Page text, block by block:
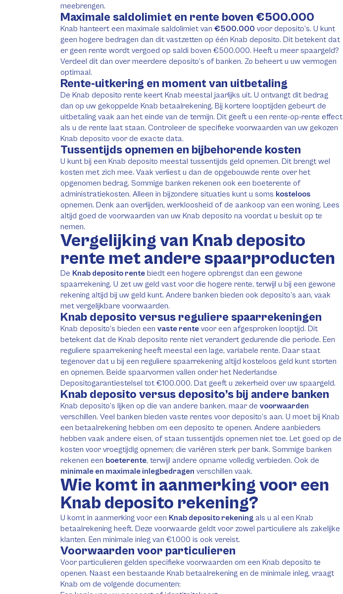
meebrengen.
Maximale saldolimiet en rente boven €500.000
Knab hanteert een maximale saldolimiet van €500.000 voor deposito’s. U kunt
geen hogere bedragen dan dit vastzetten op één Knab deposito. Dit betekent dat
er geen rente wordt vergoed op saldi boven €500.000. Heeft u meer spaargeld?
Verdeel dit dan over meerdere deposito’s of banken. Zo beheert u uw vermogen
optimaal.
Rente-uitkering en moment van uitbetaling
De Knab deposito rente keert Knab meestal jaarlijks uit. U ontvangt dit bedrag
dan op uw gekoppelde Knab betaalrekening. Bij kortere looptijden gebeurt de
uitbetaling vaak aan het einde van de termijn. Dit geeft u een rente-op-rente effect
als u de rente laat staan. Controleer de specifieke voorwaarden van uw gekozen
Knab deposito voor de exacte data.
Tussentijds opnemen en bijbehorende kosten
U kunt bij een Knab deposito meestal tussentijds geld opnemen. Dit brengt wel
kosten met zich mee. Vaak verliest u dan de opgebouwde rente over het
opgenomen bedrag. Sommige banken rekenen ook een boeterente of
administratiekosten. Alleen in bijzondere situaties kunt u soms kosteloos
opnemen. Denk aan overlijden, werkloosheid of de aankoop van een woning. Lees
altijd goed de voorwaarden van uw Knab deposito na voordat u besluit op te
nemen.
Vergelijking van Knab deposito
rente met andere spaarproducten
De Knab deposito rente biedt een hogere opbrengst dan een gewone
spaarrekening. U zet uw geld vast voor die hogere rente, terwijl u bij een gewone
rekening altijd bij uw geld kunt. Andere banken bieden ook deposito’s aan, vaak
met vergelijkbare voorwaarden.
Knab deposito versus reguliere spaarrekeningen
Knab deposito’s bieden een vaste rente voor een afgesproken looptijd. Dit
betekent dat de Knab deposito rente niet verandert gedurende die periode. Een
reguliere spaarrekening heeft meestal een lage, variabele rente. Daar staat
tegenover dat u bij een reguliere spaarrekening altijd kosteloos geld kunt storten
en opnemen. Beide spaarvormen vallen onder het Nederlandse
Depositogarantiestelsel tot €100.000. Dat geeft u zekerheid over uw spaargeld.
Knab deposito versus deposito’s bij andere banken
Knab deposito’s lijken op die van andere banken, maar de voorwaarden
verschillen. Veel banken bieden vaste rentes voor deposito’s aan. U moet bij Knab
een betaalrekening hebben om een deposito te openen. Andere aanbieders
hebben vaak andere eisen, of staan tussentijds opnemen niet toe. Let goed op de
kosten voor vroegtijdig opnemen; die variëren sterk per bank. Sommige banken
rekenen een boeterente, terwijl andere opname volledig verbieden. Ook de
minimale en maximale inlegbedragen verschillen vaak.
Wie komt in aanmerking voor een
Knab deposito rekening?
U komt in aanmerking voor een Knab deposito rekening als u al een Knab
betaalrekening heeft. Deze voorwaarde geldt voor zowel particuliere als zakelijke
klanten. Een minimale inleg van €1.000 is ook vereist.
Voorwaarden voor particulieren
Voor particulieren gelden specifieke voorwaarden om een Knab deposito te
openen. Naast een bestaande Knab betaalrekening en de minimale inleg, vraagt
Knab om de volgende documenten: